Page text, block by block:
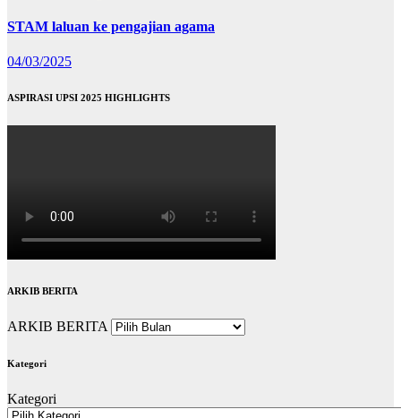
STAM laluan ke pengajian agama
04/03/2025
ASPIRASI UPSI 2025 HIGHLIGHTS
ARKIB BERITA
ARKIB BERITA
Kategori
Kategori